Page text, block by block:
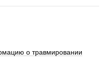
о травмировании